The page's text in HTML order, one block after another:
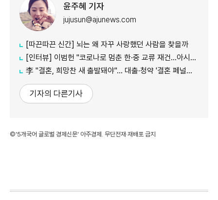
윤주혜 기자
jujusun@ajunews.com
[따끈따끈 신간] 뇌는 왜 자꾸 사랑했던 사람을 찾을까
[인터뷰] 이범헌 "코로나로 멈춘 한·중 교류 재건…아시아 특화 문화 사업 펼칠 것"
李 "결혼, 희망찬 새 출발돼야"… 대출·청약 '결혼 페널티' 손본다
기자의 다른기사
©'5개국어 글로벌 경제신문' 아주경제. 무단전재·재배포 금지